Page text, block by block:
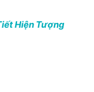
Hiện Tượng